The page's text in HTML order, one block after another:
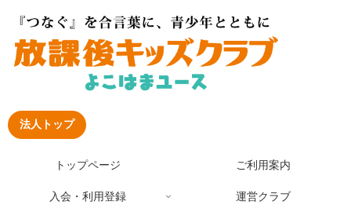
法人トップ
トップページ ご利用案内
入会・利用登録 運営クラブ